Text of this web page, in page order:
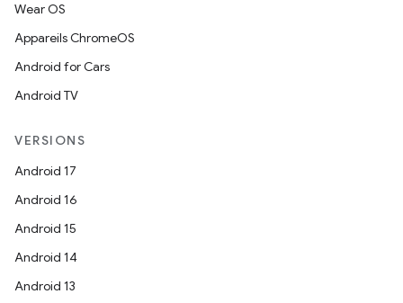
Wear OS
Appareils ChromeOS
Android for Cars
Android TV
VERSIONS
Android 17
Android 16
Android 15
Android 14
Android 13